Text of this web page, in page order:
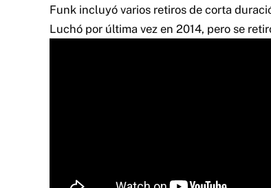
Funk incluyó varios retiros de corta
Luchó por última vez en 2014, pero se